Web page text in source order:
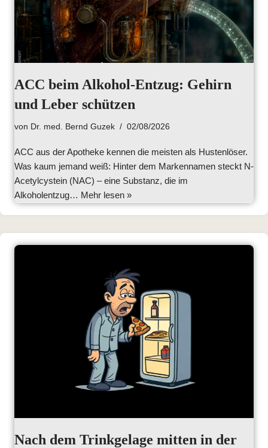
ACC beim Alkohol-Entzug: Gehirn
und Leber schützen
von Dr. med. Bernd Guzek 02/08/2026
ACC aus der Apotheke kennen die meisten als Hustenlöser.
Was kaum jemand weiß: Hinter dem Markennamen steckt N-
Acetylcystein (NAC) – eine Substanz, die im
Alkoholentzug… Mehr lesen »
Nach dem Trinkgelage mitten in der